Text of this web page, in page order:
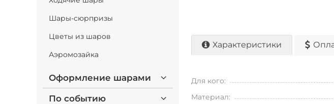
Шары-сюрпризы
Цветы из шаров
Аэромозайка
Оформление шарами
По событию
Характеристики
Для кого:
Материал: